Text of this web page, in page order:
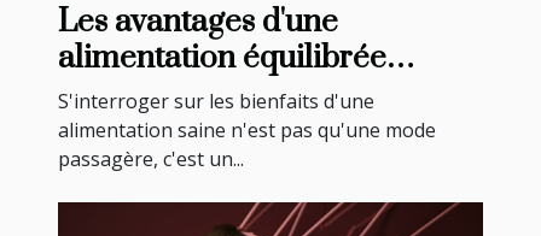
Les avantages d'une
alimentation équilibrée
supervisée par un spécialiste
en nutrition
S'interroger sur les bienfaits d'une
alimentation saine n'est pas qu'une mode
passagère, c'est un...